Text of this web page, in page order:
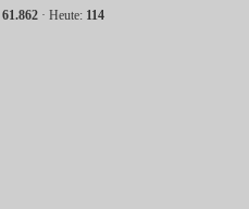
61.862· Heute: 114